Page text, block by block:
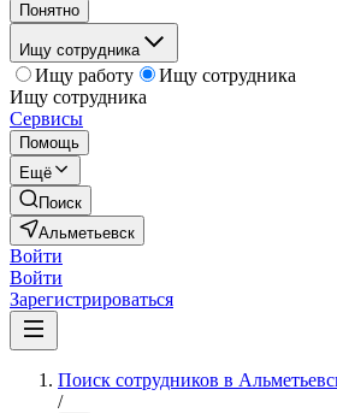
Понятно
Ищу сотрудника
Ищу работу
Ищу сотрудника
Ищу сотрудника
Сервисы
Помощь
Ещё
Поиск
Альметьевск
Войти
Войти
Зарегистрироваться
Поиск сотрудников в
/